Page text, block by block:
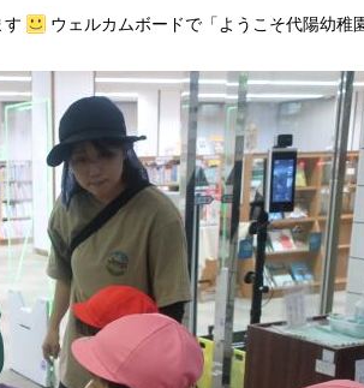
ウェルカムボードで「ようこそ代陽幼稚